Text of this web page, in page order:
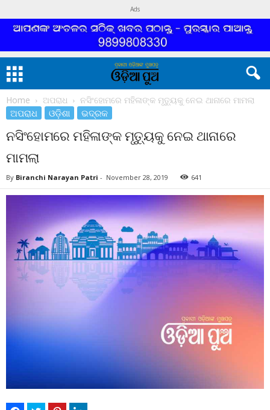
Ads
Home ଅପରାଧ ନସିଂହୋମରେ ମହିଳାଙ୍କ ମୃତ୍ୟୁକୁ ନେଇ ଥାନାରେ ମାମଲା
ଅପରାଧ ଓଡ଼ିଶା ଭଦ୍ରକ
ନସିଂହୋମରେ ମହିଳାଙ୍କ ମୃତ୍ୟୁକୁ ନେଇ ଥାନାରେ
ମାମଲା
By Biranchi Narayan Patri - November 28, 2019 641